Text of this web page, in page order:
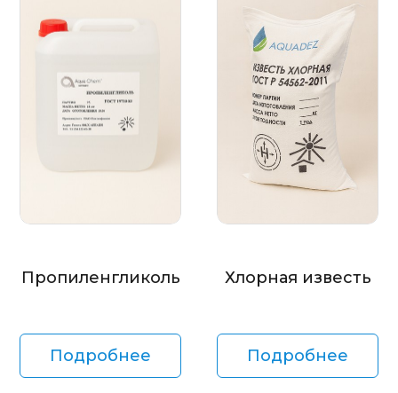
Пропиленгликоль
Подробнее
Хлорная известь
Подробнее